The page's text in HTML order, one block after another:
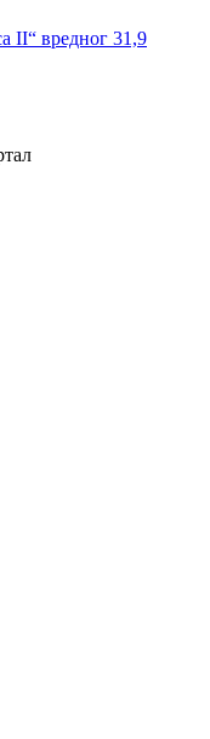
II“ вредног 31,9